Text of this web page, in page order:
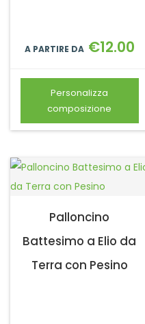
A PARTIRE DA €12.00
Personalizza
composizione
Palloncino
Battesimo a Elio da
Terra con Pesino